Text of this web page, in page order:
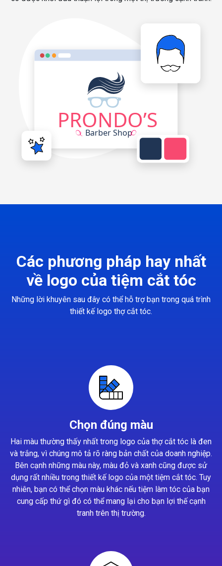
Các phương pháp hay nhất
về logo của tiệm cắt tóc
Những lời khuyên sau đây có thể hỗ trợ bạn trong quá trình
thiết kế logo thợ cắt tóc.
Chọn đúng màu
Hai màu thường thấy nhất trong logo của thợ cắt tóc là đen
và trắng, vì chúng mô tả rõ ràng bản chất của doanh nghiệp.
Bên cạnh những màu này, màu đỏ và xanh cũng được sử
dụng rất nhiều trong thiết kế logo của một tiệm cắt tóc. Tuy
nhiên, bạn có thể chọn màu khác nếu tiệm làm tóc của bạn
cung cấp thứ gì đó có thể mang lại cho bạn lợi thế cạnh
tranh trên thị trường.